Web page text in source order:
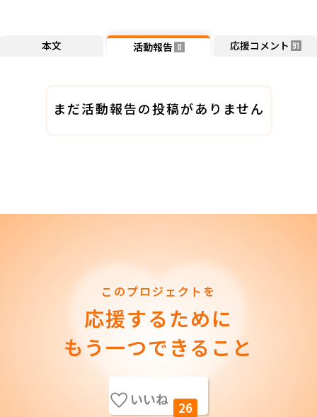
本文 活動報告 0 応援コメント 91
まだ活動報告の投稿がありません
このプロジェクトを
応援するために
もう一つできること
いいね 26